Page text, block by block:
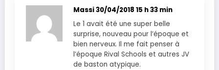
Massi30/04/2018 15 h 33 min
Le 1 avait été une super belle
surprise, nouveau pour l’époque et
bien nerveux. Il me fait penser à
l’époque Rival Schools et autres JV
de baston atypique.